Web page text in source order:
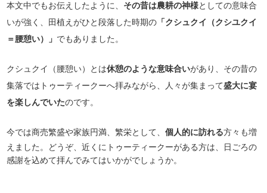
本文中でもお伝えしたように、 その昔は農耕の神様としての意味合
いが強く、田植えがひと段落した時期の 「クシュクイ（クシユクイ
＝腰憩い）」 でもありました。
クシュクイ（腰憩い）とは休憩のような意味合いがあり、その昔の
集落ではトゥーティークーへ拝みながら、人々が集まって盛大に宴
を楽しんでいたのです。
今では商売繁盛や家族円満、繁栄として、個人的に訪れる方々も増
えました。どうぞ、近くにトゥーティークーがある方は、日ごろの
感謝を込めて拝んでみてはいかがでしょうか。